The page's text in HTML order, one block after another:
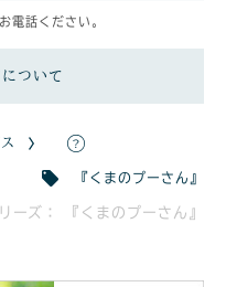
電話ください。
ついて
『くまのプーさん』
ーズ： 『くまのプーさん』